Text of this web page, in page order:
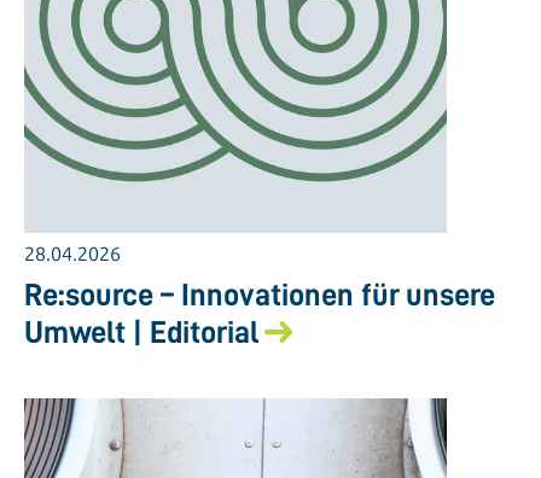
28.04.2026
Re:source – Innovationen für unsere
Umwelt | Editorial